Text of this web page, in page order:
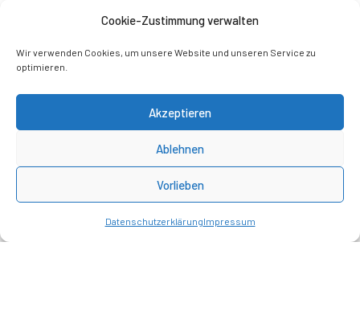
Cookie-Zustimmung verwalten
Wir verwenden Cookies, um unsere Website und unseren Service zu
optimieren.
Akzeptieren
Ablehnen
Vorlieben
DatenschutzerklärungImpressum
Soziale Medien
Städteregion
Startseite